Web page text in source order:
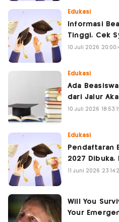
Edukasi
Informasi
Tinggi, Cek
10 Juli 2026
Edukasi
Ada
dari Jalur
10 Juli 2026
Edukasi
Pendaftaran
2027 Dibuka,
11 Juni 2026